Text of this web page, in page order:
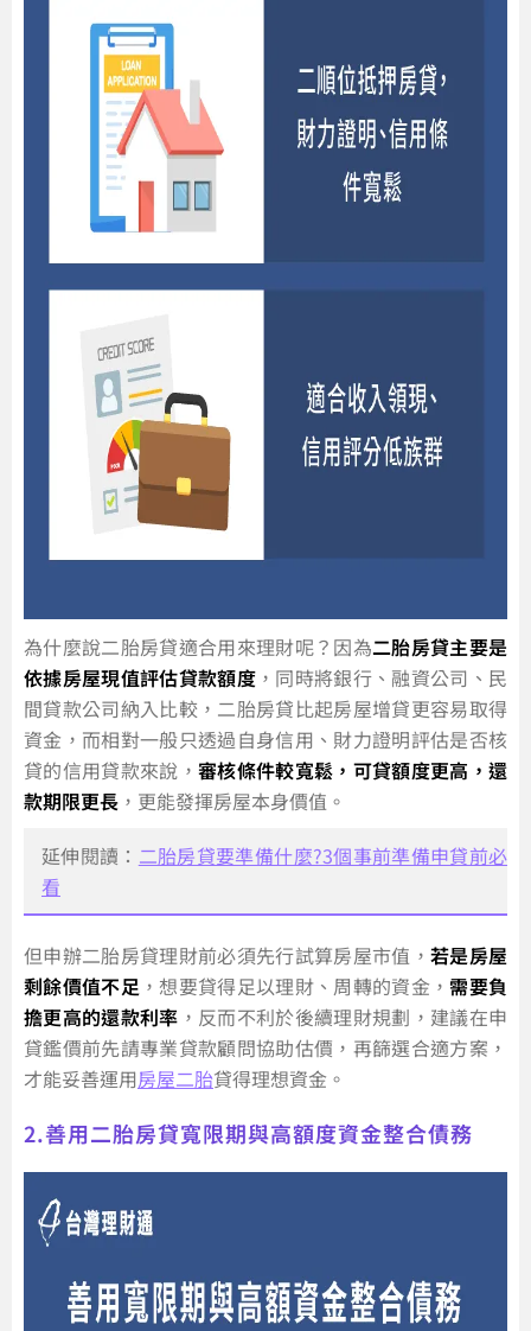
為什麼說二胎房貸適合用來理財呢？因為二胎房貸主要是
依據房屋現值評估貸款額度 ，同時將銀行、融資公司、民
間貸款公司納入比較，二胎房貸比起房屋增貸更容易取得
資金，而相對一般只透過自身信用、財力證明評估是否核
貸的信用貸款來說， 審核條件較寬鬆，可貸額度更高，還
款期限更長 ，更能發揮房屋本身價值。
延伸閱讀： 二胎房貸要準備什麼?3個事前準備申貸前必
看
但申辦二胎房貸理財前必須先行試算房屋市值， 若是房屋
剩餘價值不足 ，想要貸得足以理財、周轉的資金， 需要負
擔更高的還款利率 ，反而不利於後續理財規劃，建議在申
貸鑑價前先請專業貸款顧問協助估價，再篩選合適方案，
才能妥善運用房屋二胎貸得理想資金。
2.善用二胎房貸寬限期與高額度資金整合債務